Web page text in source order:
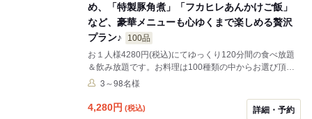
め、「特製豚角煮」「フカヒレあんかけご飯」
など、豪華メニューも心ゆくまで楽しめる贅沢
プラン♪
100品
お１人様4280円(税込)にてゆっくり120分間の食べ放題
＆飲み放題です。お料理は100種類の中からお選び頂け
ます。※3名様～受付可能ですのでお気軽にお申し出下
3～98名様
4,280円 (税込) 詳細・予約